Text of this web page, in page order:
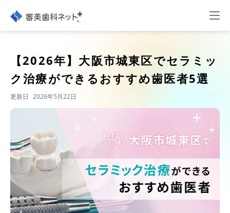
【2026年】 大阪市城東区でセラミッ
ク治療ができるおすすめ歯医者5選
更新日 2026年5月22日